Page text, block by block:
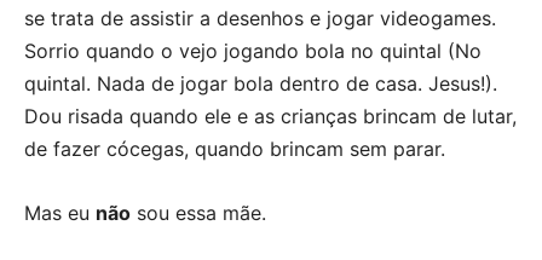
se trata de assistir a desenhos e jogar videogames.
Sorrio quando o vejo jogando bola no quintal (No
quintal. Nada de jogar bola dentro de casa. Jesus!).
Dou risada quando ele e as crianças brincam de lutar,
de fazer cócegas, quando brincam sem parar.
Mas eu não sou essa mãe.